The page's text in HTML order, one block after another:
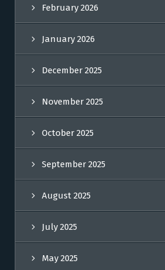
February 2026
January 2026
December 2025
November 2025
October 2025
September 2025
August 2025
July 2025
May 2025